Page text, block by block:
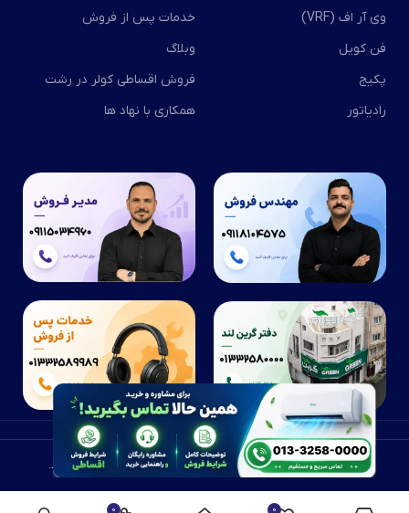
وی آر اف (VRF)
فن کویل
پکیج
رادیاتور
خدمات پس از فروش
وبلاگ
فروش اقساطی کولر در رشت
همکاری با نهاد ها
2026 تمامی حق و حقوق این وب سایت متعلق به شرکت گرین لند می باشد.
0
0